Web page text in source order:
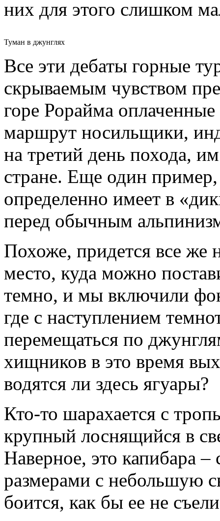
них для этого слишком
Туман в джунглях
Все эти дебаты горные
скрываемым чувством
горе Рорайма
маршрут носильщики,
на третий день похода,
стране. Еще один
определенно имеет в
перед обычным
Похоже, придется все
место, куда можно
темно, и мы включили
где с наступлением
перемещаться по
хищников в это время
водятся ли здесь ягуары?
Кто-то шарахается с
крупный лоснящийся в
Наверное, это капибара
размерами с небольшую
боится, как бы ее не